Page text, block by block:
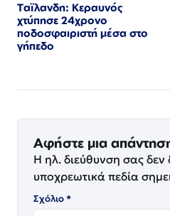
Ταϊλανδη: Κεραυνός
χτύπησε 24χρονο
ποδοσφαιριστή μέσα στο
γήπεδο
Αφήστε μια
Η ηλ. διεύθυνση σας δεν
υποχρεωτικά πεδία
Σχόλιο*